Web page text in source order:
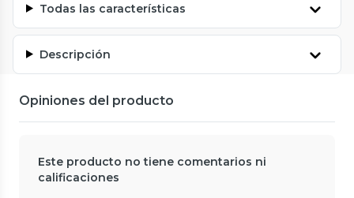
Todas las características
Descripción
Opiniones del producto
Este producto no tiene comentarios ni
calificaciones